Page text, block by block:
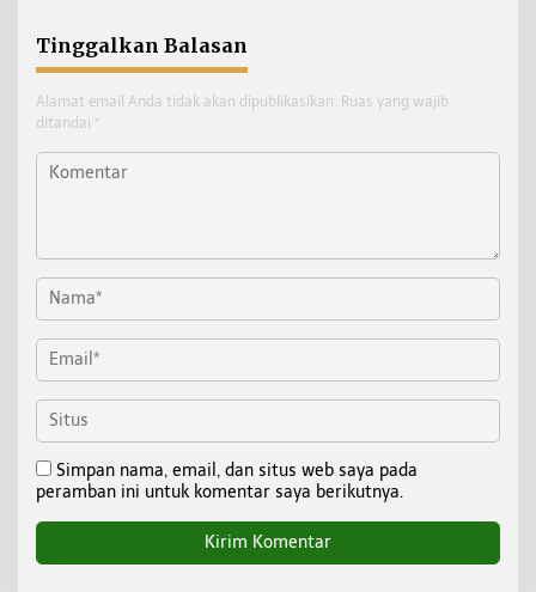
Tinggalkan Balasan
Alamat email Anda tidak akan dipublikasikan. Ruas yang wajib
ditandai *
Simpan nama, email, dan situs web saya pada
peramban ini untuk komentar saya berikutnya.